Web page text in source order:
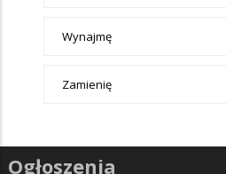
Wynajmę
Zamienię
Ogłoszenia